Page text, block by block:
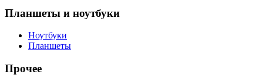
Планшеты и ноутбуки
Ноутбуки
Планшеты
Прочее